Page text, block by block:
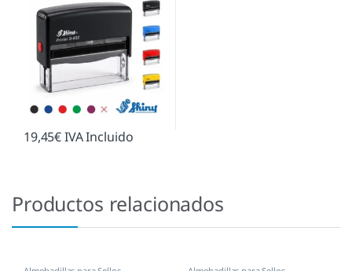
19,45€IVA Incluido
Productos relacionados